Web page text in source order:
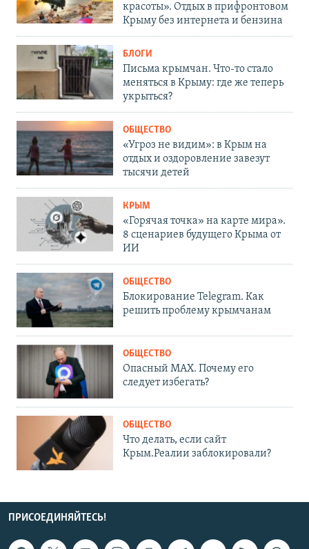
красоты». Отдых в прифронтовом
Крыму без интернета и бензина
БЛОГИ
Письма крымчан. Что-то стало
меняться в Крыму: где же теперь
укрыться?
ОБЩЕСТВО
«Угроз не видим»: в Крым на
отдых и оздоровление завезут
тысячи детей
КРЫМ
«Горячая точка» на карте мира».
8 сценариев будущего Крыма от
ИИ
ОБЩЕСТВО
Блокирование Telegram. Как
решить проблему крымчанам
ОБЩЕСТВО
Опасный MAX. Почему его
следует избегать?
ОБЩЕСТВО
Что делать, если сайт
Крым.Реалии заблокировали?
ПРИСОЕДИНЯЙТЕСЬ!